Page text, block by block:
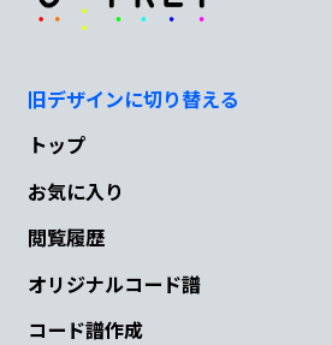
旧デザインに切り替える
トップ
お気に入り
閲覧履歴
オリジナルコード譜
コード譜作成